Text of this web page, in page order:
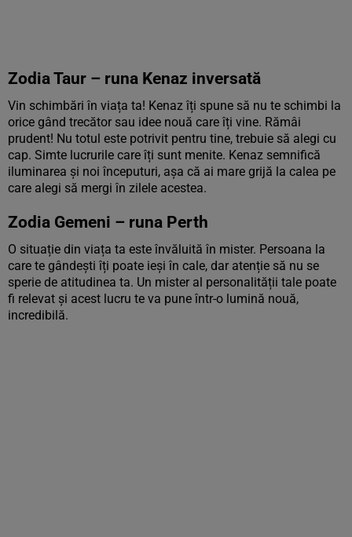
Zodia Taur – runa Kenaz inversată
Vin schimbări în viața ta! Kenaz îți spune să nu te schimbi la
orice gând trecător sau idee nouă care îți vine. Rămâi
prudent! Nu totul este potrivit pentru tine, trebuie să alegi cu
cap. Simte lucrurile care îți sunt menite. Kenaz semnifică
iluminarea și noi începuturi, așa că ai mare grijă la calea pe
care alegi să mergi în zilele acestea.
Zodia Gemeni – runa Perth
O situație din viața ta este învăluită în mister. Persoana la
care te gândești îți poate ieși în cale, dar atenție să nu se
sperie de atitudinea ta. Un mister al personalității tale poate
fi relevat și acest lucru te va pune într-o lumină nouă,
incredibilă.